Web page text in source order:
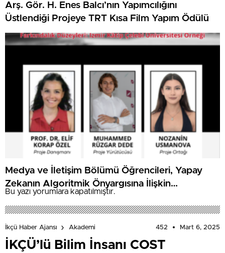
Arş. Gör. H. Enes Balcı’nın Yapımcılığını
Üstlendiği Projeye TRT Kısa Film Yapım Ödülü
Medya ve İletişim Bölümü Öğrencileri, Yapay
Zekanın Algoritmik Önyargısına İlişkin
Farkındalık Düzeylerini Araştıracak
Bu yazı yorumlara kapatılmıştır.
İkçü Haber Ajansı Akademi 452 Mart 6, 2025
İKÇÜ’lü Bilim İnsanı COST